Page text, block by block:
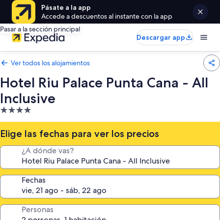
Pásate a la app
Accede a descuentos al instante con la app
Pasar a la sección principal
Descargar app
Ver todos los alojamientos
Hotel Riu Palace Punta Cana - All
Inclusive
Alojamiento
de
4.0 estrellas
Elige las fechas para ver los precios
¿A dónde vas?
Fechas
Personas